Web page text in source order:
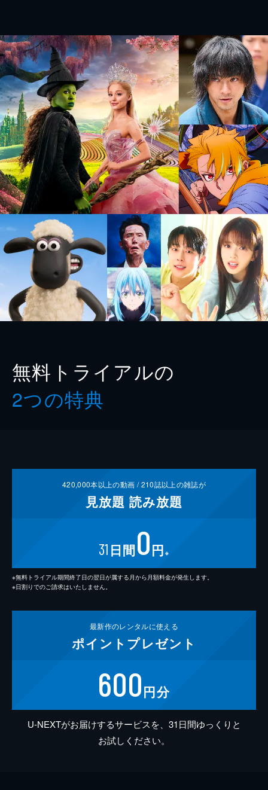
無料トライアルの
2つの特典
420,000本以上の動画 /210誌以上の雑誌が
見放題 読み放題
31 日間0円 ※
※無料トライアル期間終了日の翌日が属する月から月額料金が発生します。
※日割りでのご請求はいたしません。
最新作のレンタルに使える
ポイント プレゼント
600円分
U-NEXTがお届けするサービスを、31日間ゆっくりと
お試しください。